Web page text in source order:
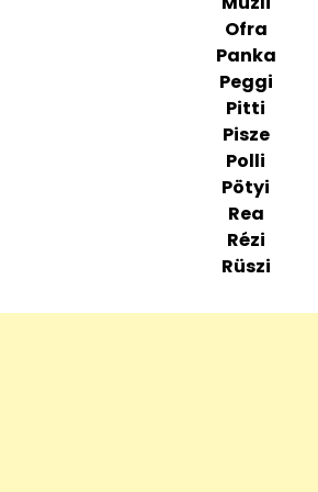
Ofra
Panka
Peggi
Pitti
Pisze
Polli
Pötyi
Rea
Rézi
Rüszi